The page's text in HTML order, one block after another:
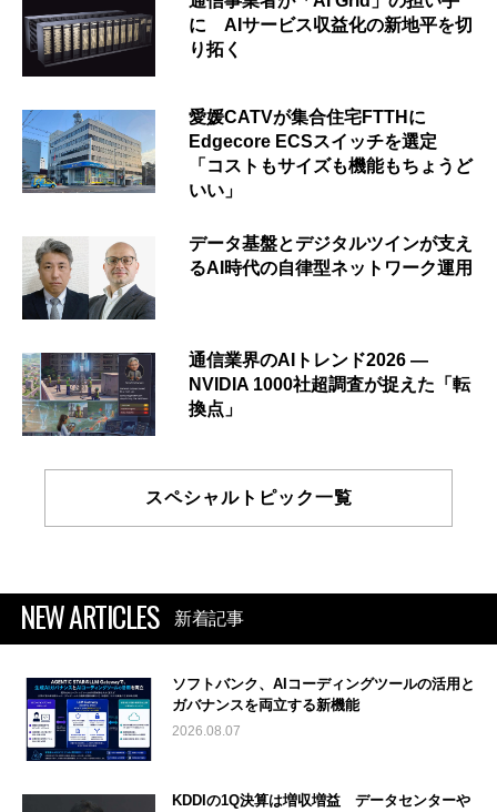
に AIサービス収益化の新地平を切
り拓く
愛媛CATVが集合住宅FTTHに
Edgecore ECSスイッチを選定
「コストもサイズも機能もちょうど
いい」
データ基盤とデジタルツインが支え
るAI時代の自律型ネットワーク運用
通信業界のAIトレンド2026 ―
NVIDIA 1000社超調査が捉えた「転
換点」
スペシャルトピック一覧
NEW ARTICLES 新着記事
ソフトバンク、AIコーディングツールの活用と
ガバナンスを両立する新機能
2026.08.07
KDDIの1Q決算は増収増益 データセンターや